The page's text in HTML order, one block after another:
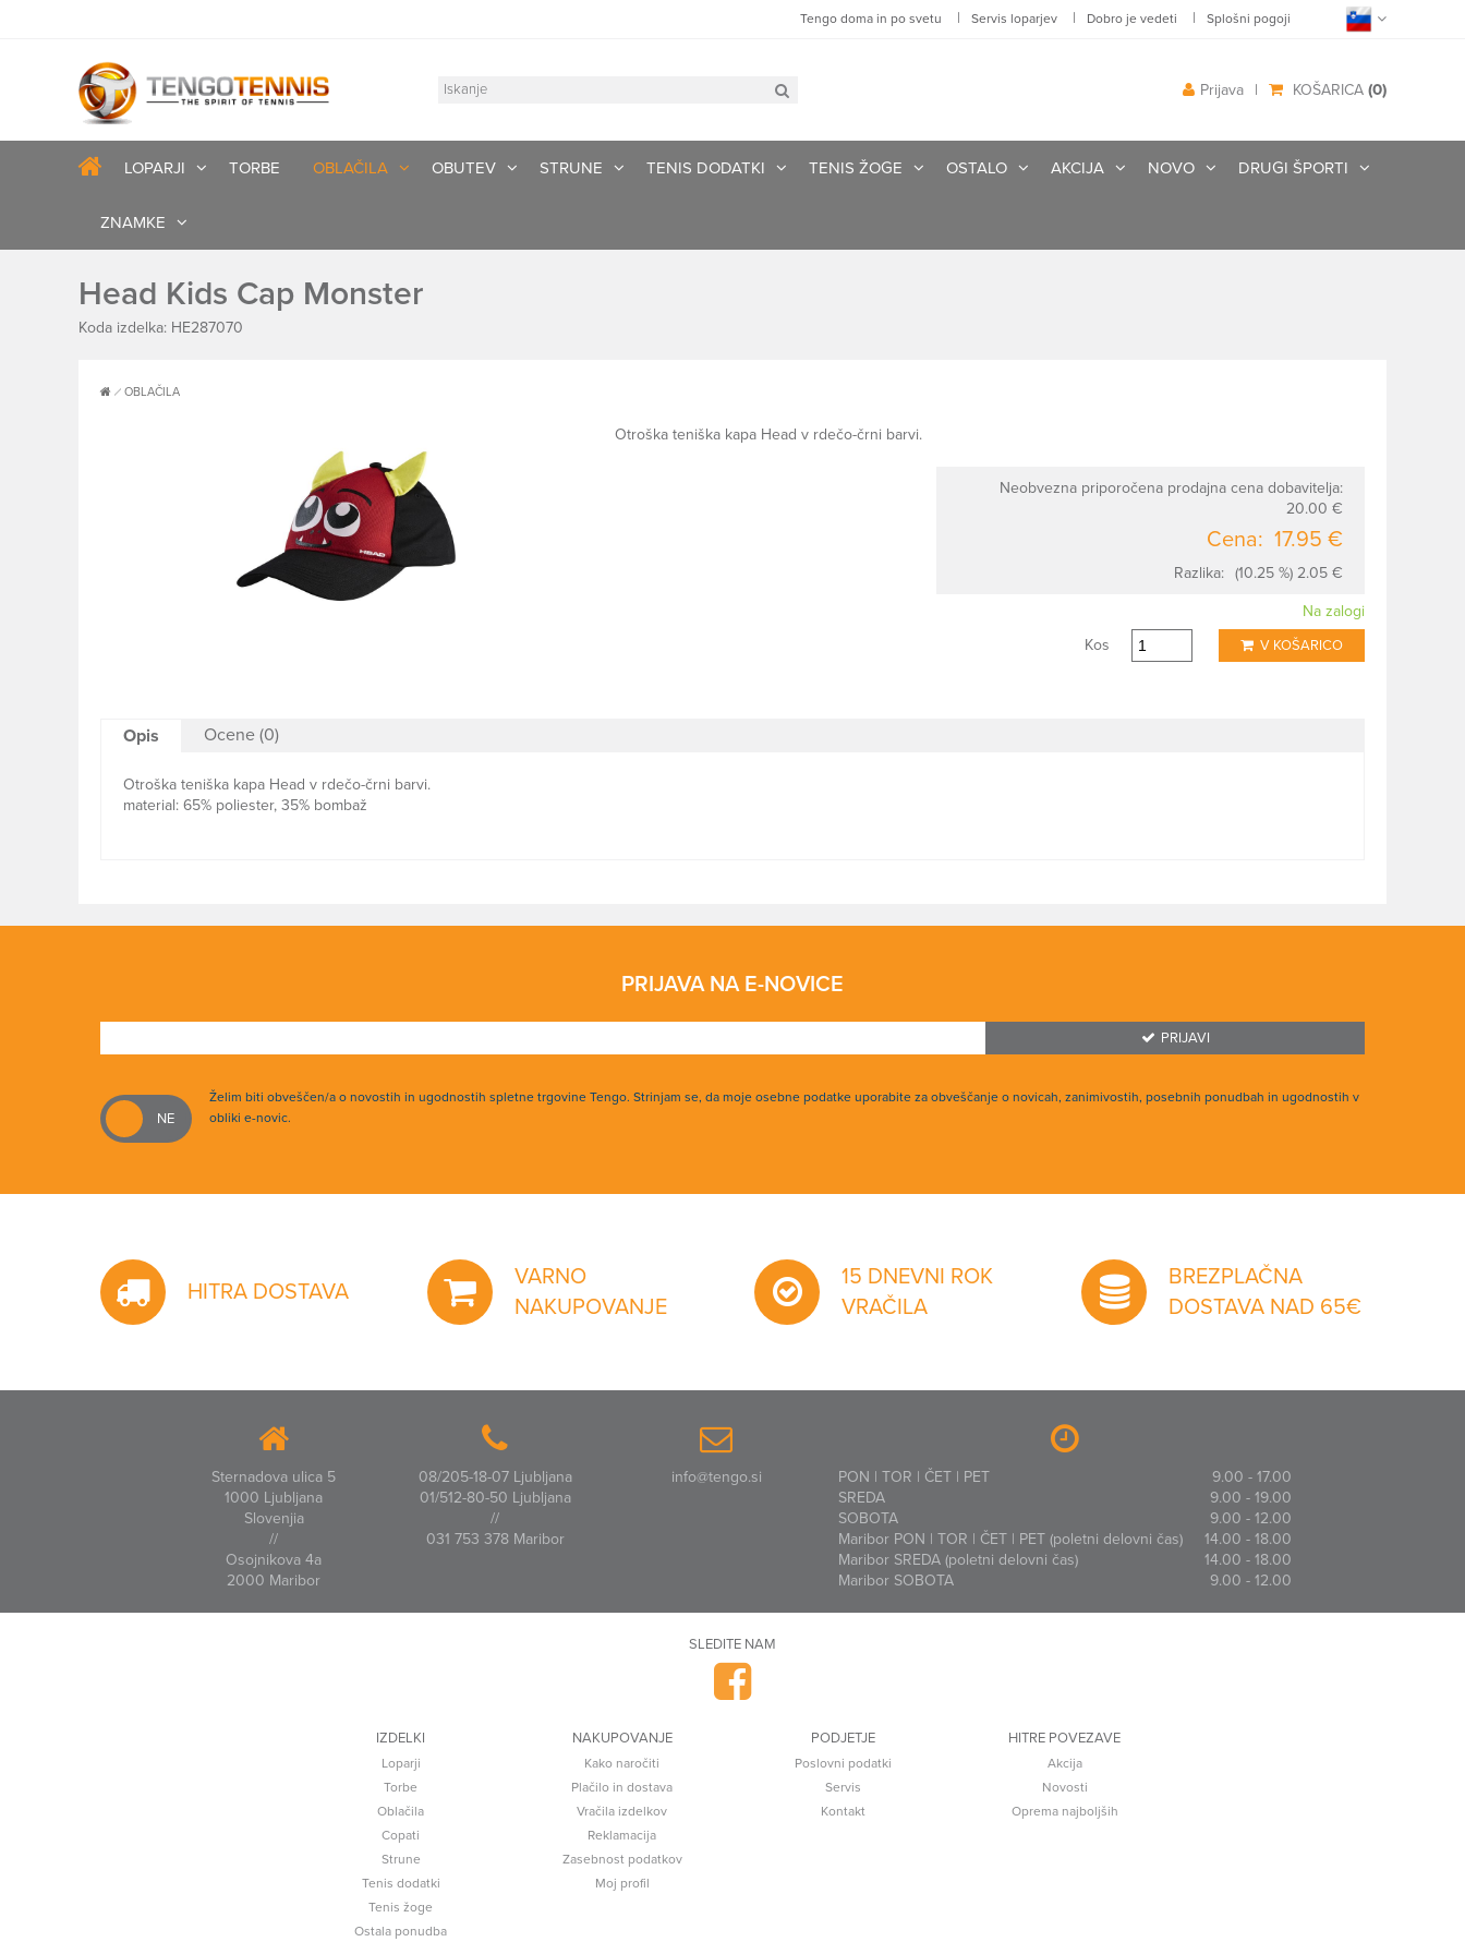
Tengo doma in po svetu | Servis loparjev | Dobro je vedeti | Splošni pogoji
KOŠARICA (0)
|
Prijava
LOPARJI TORBE OBLAČILA OBUTEV STRUNE TENIS DODATKI TENIS ŽOGE OSTALO AKCIJA NOVO DRUGI ŠPORTI
ZNAMKE
Head Kids Cap Monster
Koda izdelka: HE287070
OBLAČILA
Otroška teniška kapa Head v rdečo-črni barvi.
Neobvezna priporočena prodajna cena dobavitelja:
20.00 €
Cena: 17.95 €
Razlika: (10.25 %) 2.05 €
Na zalogi
Kos
V KOŠARICO
Opis Ocene (0)
Otroška teniška kapa Head v rdečo-črni barvi.
material: 65% poliester, 35% bombaž
PRIJAVA NA E-NOVICE
PRIJAVI
Želim biti obveščen/a o novostih in ugodnostih spletne trgovine Tengo. Strinjam se, da moje osebne podatke uporabite za obveščanje o novicah, zanimivostih, posebnih ponudbah in ugodnostih v
obliki e-novic.
HITRA DOSTAVA
VARNO
NAKUPOVANJE
15 DNEVNI ROK
VRAČILA
BREZPLAČNA
DOSTAVA NAD 65€
Sternadova ulica 5
1000 Ljubljana
Slovenjia
//
Osojnikova 4a
2000 Maribor
08/205-18-07 Ljubljana
01/512-80-50 Ljubljana
//
031 753 378 Maribor
info@tengo.si PON | TOR | ČET | PET
9.00 - 17.00
SREDA
9.00 - 19.00
SOBOTA
9.00 - 12.00
Maribor PON | TOR | ČET | PET (poletni delovni čas)
14.00 - 18.00
Maribor SREDA (poletni delovni čas)
14.00 - 18.00
Maribor SOBOTA
9.00 - 12.00
SLEDITE NAM
IZDELKI
Loparji
Torbe
Oblačila
Copati
Strune
Tenis dodatki
Tenis žoge
Ostala ponudba
NAKUPOVANJE
Kako naročiti
Plačilo in dostava
Vračila izdelkov
Reklamacija
Zasebnost podatkov
Moj profil
PODJETJE
Poslovni podatki
Servis
Kontakt
HITRE POVEZAVE
Akcija
Novosti
Oprema najboljših